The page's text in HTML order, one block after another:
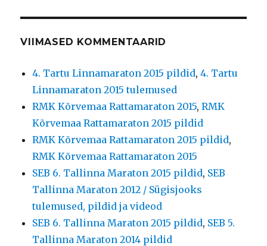
VIIMASED KOMMENTAARID
4. Tartu Linnamaraton 2015 pildid,4. Tartu
Linnamaraton 2015 tulemused
RMK Kõrvemaa Rattamaraton 2015,RMK
Kõrvemaa Rattamaraton 2015 pildid
RMK Kõrvemaa Rattamaraton 2015 pildid,
RMK Kõrvemaa Rattamaraton 2015
SEB 6. Tallinna Maraton 2015 pildid, SEB
Tallinna Maraton 2012 / Sügisjooks
tulemused, pildid ja videod
SEB 6. Tallinna Maraton 2015 pildid, SEB 5.
Tallinna Maraton 2014 pildid